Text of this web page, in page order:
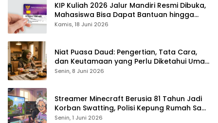
KIP Kuliah 2026 Jalur Mandiri Resmi Dibuka,
Mahasiswa Bisa Dapat Bantuan hingga
Rp1,4 Juta per Bulan
Kamis, 18 Juni 2026
Niat Puasa Daud: Pengertian, Tata Cara,
dan Keutamaan yang Perlu Diketahui Umat
Muslim
Senin, 8 Juni 2026
Streamer Minecraft Berusia 81 Tahun Jadi
Korban Swatting, Polisi Kepung Rumah Saat
Siaran Langsung
Senin, 1 Juni 2026